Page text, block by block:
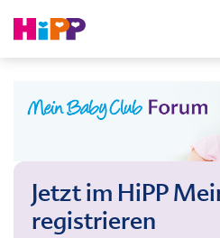
Jetzt im HiPP
registrieren